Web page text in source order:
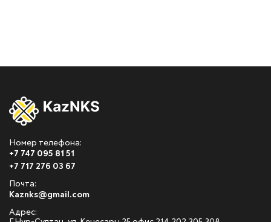
Номер телефона:
+7 747 095 81 51
+7 717 276 03 67
Почта:
Kaznks@gmail.com
Адрес: